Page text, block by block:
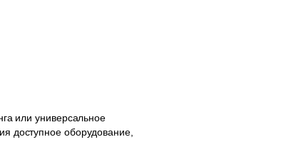
или универсальное
доступное оборудование,